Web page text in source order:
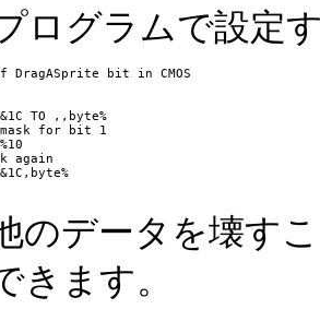
ログラムで設定
DragASprite bit in CMOS
TO ,,byte%
for bit 1
again
のデータを壊す
きます。